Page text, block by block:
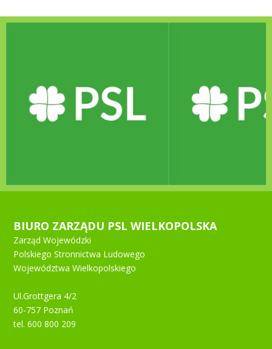
BIURO ZARZĄDU PSL WIELKOPOLSKA
Zarząd Wojewódzki
Polskiego Stronnictwa Ludowego
Województwa Wielkopolskiego
Ul.Grottgera 4/2
60-757 Poznań
tel. 600 800 209